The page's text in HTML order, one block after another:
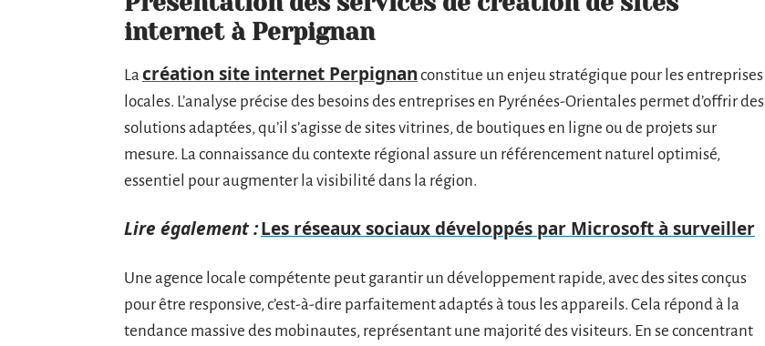
internet à Perpignan
La création site internet Perpignan constitue un enjeu stratégique pour les entreprises
locales. L’analyse précise des besoins des entreprises en Pyrénées-Orientales permet d’offrir des
solutions adaptées, qu’il s’agisse de sites vitrines, de boutiques en ligne ou de projets sur
mesure. La connaissance du contexte régional assure un référencement naturel optimisé,
essentiel pour augmenter la visibilité dans la région.
Lire également :Les réseaux sociaux développés par Microsoft à surveiller
Une agence locale compétente peut garantir un développement rapide, avec des sites conçus
pour être responsive, c’est-à-dire parfaitement adaptés à tous les appareils. Cela répond à la
tendance massive des mobinautes, représentant une majorité des visiteurs. En se concentrant